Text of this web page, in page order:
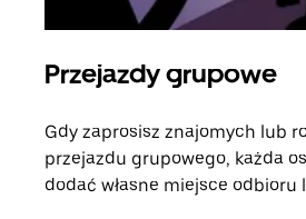
Przejazdy grupowe
Gdy zaprosisz znajomych lub
przejazdu grupowego, każda
dodać własne miejsce odbioru